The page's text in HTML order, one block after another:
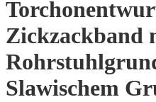
Zickzackband
Slawischem